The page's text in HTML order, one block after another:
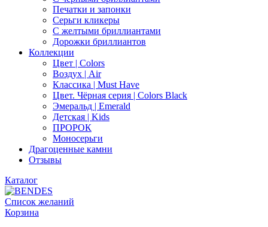
Печатки и запонки
Серьги кликеры
С желтыми бриллиантами
Дорожки бриллиантов
Коллекции
Цвет | Colors
Воздух | Air
Классика | Must Have
Цвет. Чёрная серия | Colors Black
Эмеральд | Emerald
Детская | Kids
ПРОРОК
Моносерьги
Драгоценные камни
Отзывы
Каталог
Список желаний
Корзина